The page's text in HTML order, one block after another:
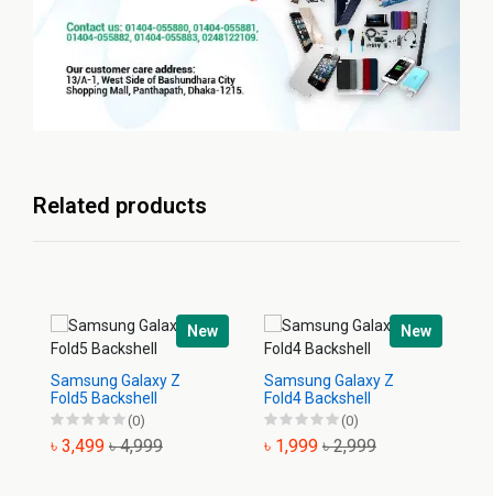
Related products
New
Samsung Galaxy Z
Fold5 Backshell
(0)
৳ 3,499 ৳ 4,999
New
Samsung Galaxy Z
Fold4 Backshell
(0)
৳ 1,999 ৳ 2,999